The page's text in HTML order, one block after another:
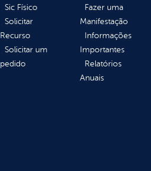
Sic Físico
Solicitar
Recurso
Solicitar um
pedido
Fazer uma
Manifestação
Informações
Importantes
Relatórios
Anuais